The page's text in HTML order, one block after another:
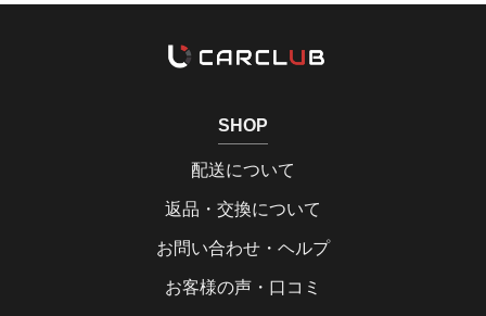
SHOP
配送について
返品・交換について
お問い合わせ・ヘルプ
お客様の声・口コミ